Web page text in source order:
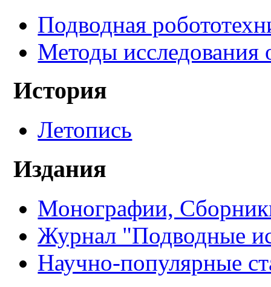
Подводная
Методы исследования
История
Летопись
Издания
Монографии,
Журнал "Подводные
Научно-популярные